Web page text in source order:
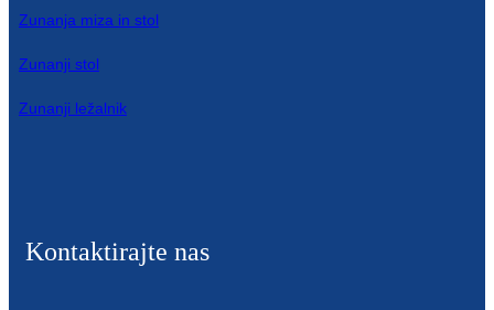
Zunanja miza in stol
Zunanji stol
Zunanji ležalnik
Kontaktirajte nas